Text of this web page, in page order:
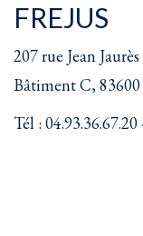
FREJUS
207 rue Jean
Bâtiment C, 83600
Tél :